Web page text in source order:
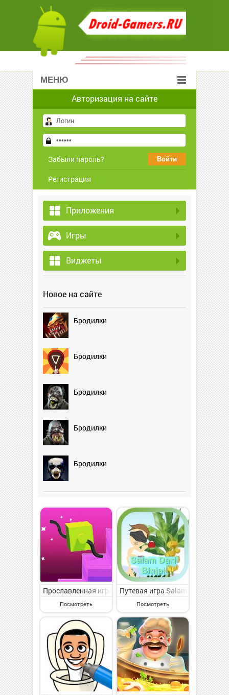
МЕНЮ
Авторизация на сайте
Забыли пароль?
Регистрация
Приложения
Игры
Виджеты
Новое на сайте
Бродилки
Бродилки
Бродилки
Бродилки
Бродилки
Прославленная игра Draw street cilimber cubes на
Посмотреть
Путевая игра Salam Dari Binjai
Посмотреть